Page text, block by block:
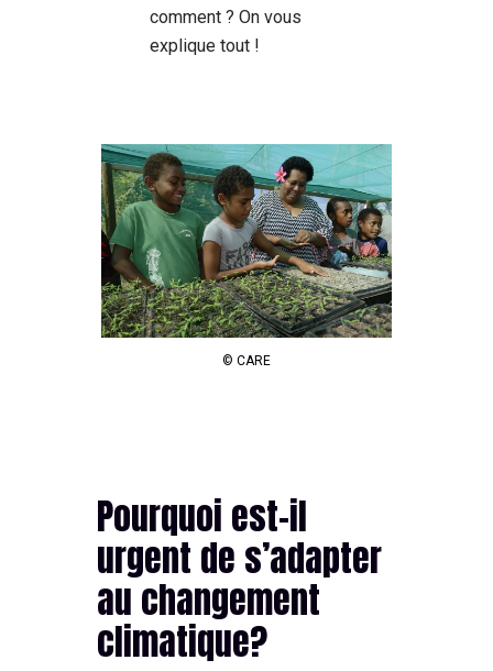
comment ? On vous
explique tout !
© CARE
Pourquoi est-il
urgent de s’adapter
au changement
climatique?